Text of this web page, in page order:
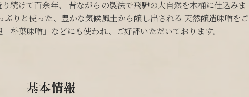
続けて百余年、 昔ながらの製法で飛騨の大自然を木桶に仕込みま
りと使った、豊かな気候風土から醸し出される 天然醸造味噌をご
朴葉味噌」などにも使われ、ご好評いただいております。
基本情報